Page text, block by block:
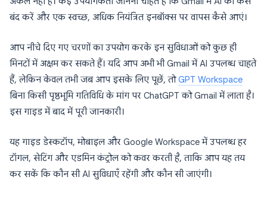
बंद करें और एक स्वच्छ, अधिक नियंत्रित इनबॉक्स पर वापस कैसे आएं।
आप नीचे दिए गए चरणों का उपयोग करके इन सुविधाओं को कुछ ही
मिनटों में अक्षम कर सकते हैं। यदि आप अभी भी Gmail में AI उपलब्ध चाहते
हैं, लेकिन केवल तभी जब आप इसके लिए पूछें, तोGPT Workspace
बिना किसी पृष्ठभूमि गतिविधि के मांग पर ChatGPT को Gmail में लाता है।
इस गाइड में बाद में पूरी जानकारी।
यह गाइड डेस्कटॉप, मोबाइल और Google Workspace में उपलब्ध हर
टॉगल, सेटिंग और एडमिन कंट्रोल को कवर करती है, ताकि आप यह तय
कर सकें कि कौन सी AI सुविधाएँ रहेंगी और कौन सी जाएंगी।